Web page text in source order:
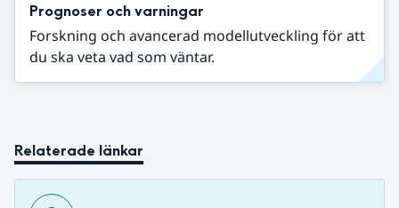
Prognoser och varningar
Forskning och avancerad modellutveckling för att
du ska veta vad som väntar.
Relaterade länkar